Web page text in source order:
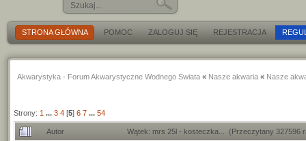
STRONA GŁÓWNA POMOC ZALOGUJ SIĘ REJESTRACJA
Akwarystyka - Forum Akwarystyczne Wodnego Swiata « Nasze akwaria « Nasze
Strony: 1 ... 3 4 [5] 6 7 ... 54
Autor Wątek: mrs 25l - kosteczka... (Przeczytany 327596